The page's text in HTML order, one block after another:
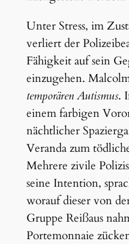
Unter Stress, im
verliert der
Fähigkeit auf sein
einzugehen.
temporären Autismus.
einem farbigen
nächtlicher
Veranda zum
Mehrere zivile
seine Intention,
worauf dieser von
Gruppe Reißaus
Portemonnaie